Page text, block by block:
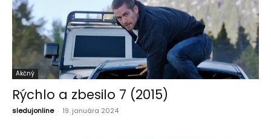
Akčný
Rýchlo a zbesilo 7 (2015)
sledujonline - 19. januára 2024